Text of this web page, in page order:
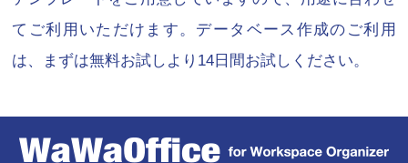
てご利用いただけます。データベース作成のご利用
は、まずは無料お試しより14日間お試しください。